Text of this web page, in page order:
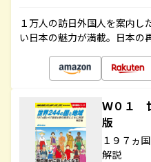
１万人の訪日外国人を案内し
い日本の魅力が満載。日本の
Ｗ０１
版
１９７ヵ
解説